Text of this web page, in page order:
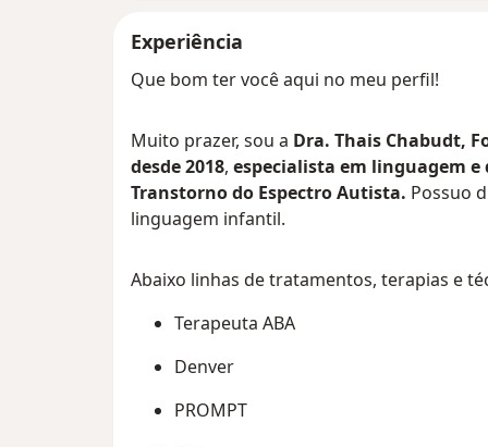
Experiência
Que bom ter você aqui no meu perfil!
Muito prazer, sou a Dra. Thais Chabudt,
desde 2018, especialista em linguagem
Transtorno do Espectro Autista. Possuo
linguagem infantil.
Abaixo linhas de tratamentos, terapias e
Terapeuta ABA
Denver
PROMPT